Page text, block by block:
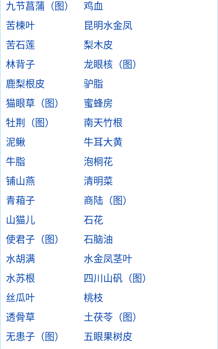
九节菖蒲（图）
鸡血
苦楝叶
昆明水金凤
苦石莲
梨木皮
林背子
龙眼核（图）
鹿梨根皮
驴脂
猫眼草（图）
蜜蜂房
牡荆（图）
南天竹根
泥鳅
牛耳大黄
牛脂
泡桐花
铺山燕
清明菜
青葙子
商陆（图）
山猫儿
石花
使君子（图）
石脑油
水胡满
水金凤茎叶
水苏根
四川山矾（图）
丝瓜叶
桃枝
透骨草
土茯苓（图）
无患子（图）
五眼果树皮